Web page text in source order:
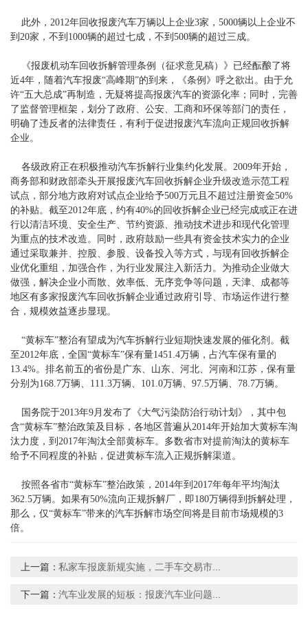
此外，2012年回收报废汽车万辆以上企业3家，5000辆以上企业不
到20家，不到1000辆的超过七成，不到500辆的超过三成。
《报废机动车回收拆解管理条例（征求意见稿）》已经酝酿了将
近4年，随着汽车报废“高峰期”的到来，《条例》呼之欲出。由于允
许“五大总成”再制造，无疑将提高报废汽车的资源化率；同时，完善
了监督管理框架，划分了政府、公安、工商和环保等部门的责任，
明确了违反者的法律责任，有利于促进报废汽车流向正规回收拆解
企业。
各级政府正在积极推动汽车拆解行业集约化发展。2009年开始，
商务部和财政部牵头开展报废汽车回收拆解企业升级改造示范工程
试点，部分地方政府对试点企业给予500万元且不超过注册资金50%
的补贴。截至2012年底，约有40%的回收拆解企业已经完成或正在进
行以清洁环境、安全生产、节约资源、推动技术进步和现代化管理
为重点的技术改造。同时，政府鼓励一些具有资金技术实力的企业
通过采取兼并、控股、参股、设备投入等方式，与现有回收拆解企
业优化重组，加强合作，为行业发展注入新活力。为推动企业做大
做强，解决企业小而散、效率低、无序竞争等问题，天津、成都等
地区有多家报废汽车回收拆解企业通过政府引导、市场运作进行整
合，规模效益逐步显现。
“黄标车”整治有望成为汽车拆解行业短期快速发展的催化剂。截
至2012年底，全国“黄标车”保有量1451.4万辆，占汽车保有量的
13.4%。排名前五的省份是广东、山东、河北、河南和江苏，保有量
分别为168.7万辆、111.3万辆、101.0万辆、97.5万辆、78.7万辆。
国务院于2013年9月发布了《大气污染防治行动计划》，其中包
含“黄标车”整治政策及目标，各地区普遍从2014年开始加大黄标车淘
汰力度，到2017年淘汰全部黄标车。多数省市对提前淘汰的黄标车
给予不同程度的补贴，促进黄标车流入正规拆解渠道。
按照各省市“黄标车”整治政策，2014年到2017年每年平均淘汰
362.5万辆。如果有50%流向正规拆解厂，即180万辆得到拆解处理，
那么，仅“黄标车”带来的汽车拆解市场空间将是目前市场规模的3
倍。
上一篇：私家车报废新规实施，二手车交易市...
下一篇：汽车业发展的短板：报废汽车业问题...